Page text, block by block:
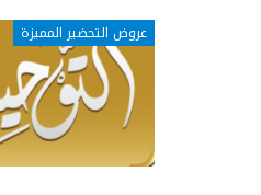
عروض التحضير المميزة